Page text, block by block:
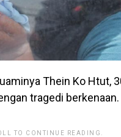
Thein Ko Htut,
tragedi berkenaan.
TO CONTINUE READING.